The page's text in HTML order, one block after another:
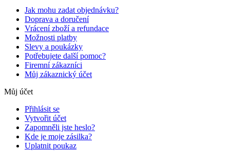
Jak mohu zadat objednávku?
Doprava a doručení
Vrácení zboží a refundace
Možnosti platby
Slevy a poukázky
Potřebujete další pomoc?
Firemní zákazníci
Můj zákaznický účet
Můj účet
Přihlásit se
Vytvořit účet
Zapomněli jste heslo?
Kde je moje zásilka?
Uplatnit poukaz